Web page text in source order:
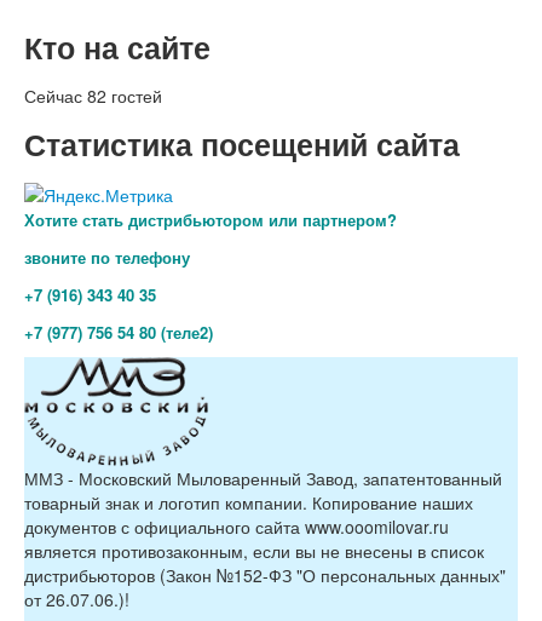
Кто на сайте
Сейчас 82 гостей
Статистика посещений сайта
Хотите стать дистрибьютором или партнером?
звоните по телефону
+7 (916) 343 40 35
+7 (977) 756 54 80 (теле2)
ММЗ - Московский Мыловаренный Завод, запатентованный
товарный знак и логотип компании. Копирование наших
документов с официального сайта www.ooomilovar.ru
является противозаконным, если вы не внесены в список
дистрибьюторов (Закон №152-ФЗ "О персональных данных"
от 26.07.06.)!